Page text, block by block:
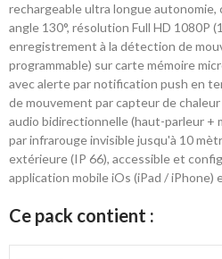
rechargeable ultra longue autonomie,
angle 130°, résolution Full HD 1080P
enregistrement à la détection de
programmable) sur carte mémoire
avec alerte par notification push en
de mouvement par capteur de
audio bidirectionnelle (haut-parleur +
par infrarouge invisible jusqu'à 10
extérieure (IP 66), accessible et
application mobile iOs (iPad / iPhone)
Ce pack contient :